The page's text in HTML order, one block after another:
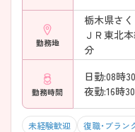
勤務地
栃木県さ
ＪＲ東北
分
勤務時間
日勤:08時
夜勤:16時
未経験歓迎 復職・ブラン